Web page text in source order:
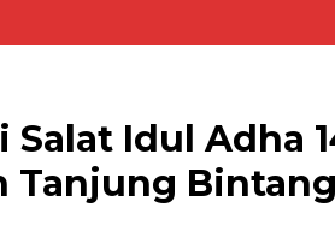
Idul Adha
Tanjung Bintang